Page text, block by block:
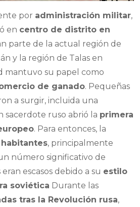
por administración militar,
en centro de distrito en
parte de la actual región de
y la región de Talas en
mantuvo su papel como
de ganado. Pequeñas
a surgir, incluida una
sacerdote ruso abrió la primera
. Para entonces, la
habitantes, principalmente
número significativo de
escasos debido a su estilo
soviética Durante las
tras la Revolución rusa,